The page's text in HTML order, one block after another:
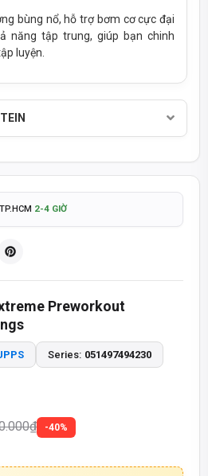
bùng nổ, hỗ trợ bơm cơ cực đại
năng tập trung, giúp bạn chinh
luyện.
- THANH TOÁN KHI NHẬN HÀNG
TỰ ĐỘNG & CHÍNH XÁC
2-4 GIỜ
-
QUÀ TẶNG HẤP DẪN
HOTLINE 093 447 4242
CHỦ NHẬT: 8:30 - 14:00
- THANH TOÁN KHI NHẬN HÀNG
Preworkout
Series: 051497494230
-40%